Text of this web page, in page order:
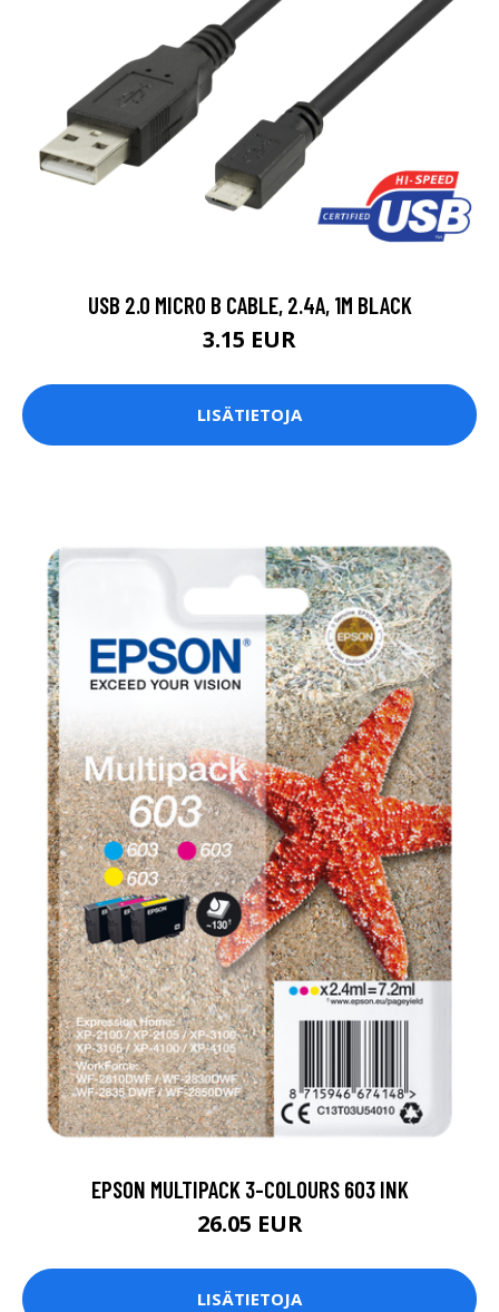
USB 2.0 MICRO B CABLE, 2.4A, 1M BLACK
3.15 EUR
LISÄTIETOJA
EPSON MULTIPACK 3-COLOURS 603 INK
26.05 EUR
LISÄTIETOJA